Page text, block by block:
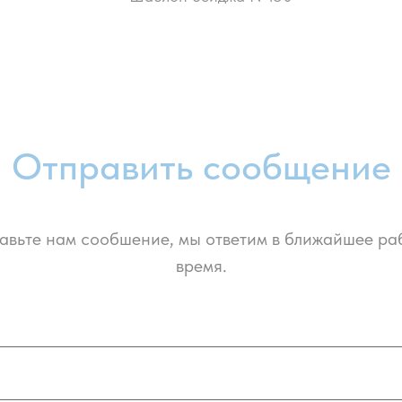
Отправить сообщение
нам сообшение, мы ответим в ближайшее
время.